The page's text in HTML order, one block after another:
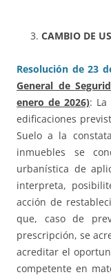
CAMBIO DE
Resolución de 23
General de
enero de 2026): La
edificaciones
Suelo a la
inmuebles se
urbanística de
interpreta,
acción de
que, caso de
prescripción, se
acreditar el
competente en